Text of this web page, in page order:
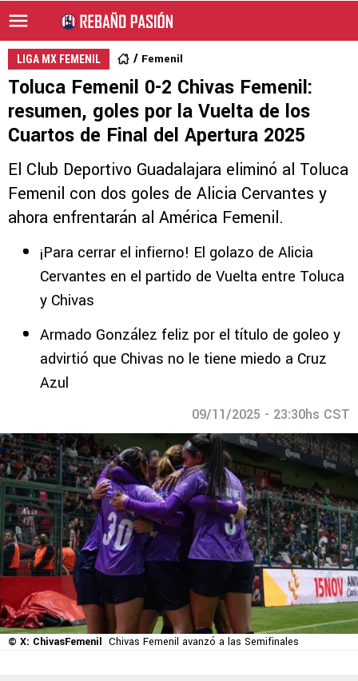
LIGA MX FEMENIL Femenil
Toluca Femenil 0-2 Chivas Femenil:
resumen, goles por la Vuelta de los
Cuartos de Final del Apertura 2025
El Club Deportivo Guadalajara eliminó al Toluca
Femenil con dos goles de Alicia Cervantes y
ahora enfrentarán al América Femenil.
¡Para cerrar el infierno! El golazo de Alicia
Cervantes en el partido de Vuelta entre Toluca
y Chivas
Armado González feliz por el título de goleo y
advirtió que Chivas no le tiene miedo a Cruz
Azul
09/11/2025 - 23:30hs CST
© X: ChivasFemenil Chivas Femenil avanzó a las Semifinales